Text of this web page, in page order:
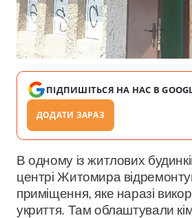
ПІДПИШІТЬСЯ НА НАС В
ДОДАТИ ЗАРАЗ
В одному із житлових
центрі Житомира
приміщення, яке наразі
укриття. Там облаштували